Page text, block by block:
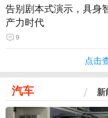
告别剧本式演示，具身
产力时代
9
点击
汽车 新